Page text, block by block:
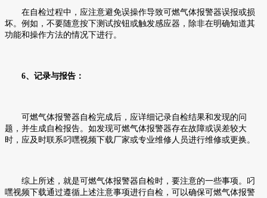
在自检过程中，应注意避免误操作导致可燃气体报警器误报或损
坏。例如，不要随意按下测试按钮或触发感应器，除非在明确知道其
功能和操作方法的情况下进行。
6、记录与报告：
可燃气体报警器自检完成后，应详细记录自检结果和发现的问
题，并生成自检报告。如发现可燃气体报警器存在故障或误差较大
时，应及时联系叼嘿视频下载厂家或专业维修人员进行维修或更换。
综上所述，就是可燃气体报警器自检时，要注意的一些事项。叼
嘿视频下载通过遵循上述注意事项进行自检，可以确保可燃气体报警